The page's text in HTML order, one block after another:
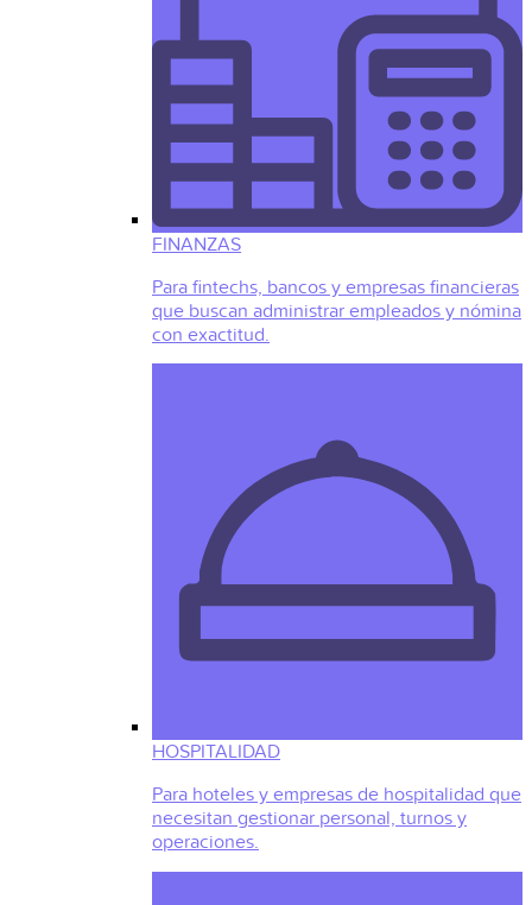
FINANZAS
Para fintechs, bancos y empresas financieras
que buscan administrar empleados y nómina
con exactitud.
HOSPITALIDAD
Para hoteles y empresas de hospitalidad que
necesitan gestionar personal, turnos y
operaciones.